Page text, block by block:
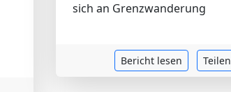
sich an Grenzwanderung
Bericht lesen Teilen